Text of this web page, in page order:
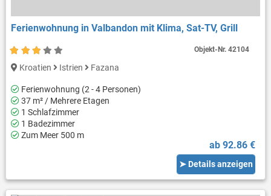
Ferienwohnung in Valbandon mit Klima, Sat-TV, Grill
Kroatien Istrien Fazana
Ferienwohnung (2 - 4 Personen)
37 m² / Mehrere Etagen
1 Schlafzimmer
1 Badezimmer
Zum Meer 500 m
ab 92.86 €
➤ Details anzeigen
Objekt-Nr.42104